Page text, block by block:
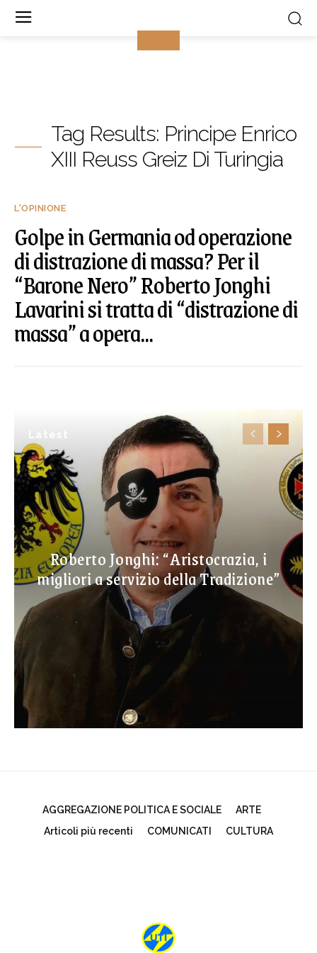
Latest
Roberto Jonghi: “Aristocrazia, i
migliori a servizio della Tradizione”
Tag Results: Principe Enrico
XIII Reuss Greiz Di Turingia
L'OPINIONE
Golpe in Germania od operazione
di distrazione di massa? Per il
“Barone Nero” Roberto Jonghi
Lavarini si tratta di “distrazione di
massa” a opera...
AGGREGAZIONE POLITICA E SOCIALE
ARTE
Articoli più recenti
COMUNICATI CULTURA